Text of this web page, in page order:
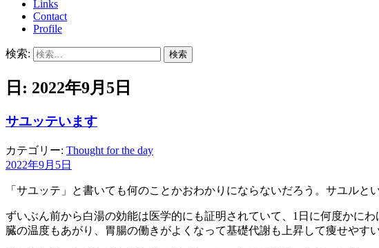
Links
Contact
Profile
検索:
日: 2022年9月5日
サユッテいます
カテゴリー: Thought for the day
2022年9月5日
「サユッテ」と書いても何のことかおわかりにならないだろう。サユルと
ずいぶん前から白湯の効能は医学的にも証明されていて、1日に何度かに
臓の温度もあがり、胃腸の働きがよくなって基礎代謝も上昇して痩せやす